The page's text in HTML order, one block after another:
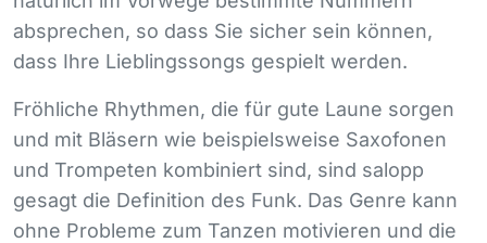
absprechen, so dass Sie sicher sein können,
dass Ihre Lieblingssongs gespielt werden.
Fröhliche Rhythmen, die für gute Laune sorgen
und mit Bläsern wie beispielsweise Saxofonen
und Trompeten kombiniert sind, sind salopp
gesagt die Definition des Funk. Das Genre kann
ohne Probleme zum Tanzen motivieren und die